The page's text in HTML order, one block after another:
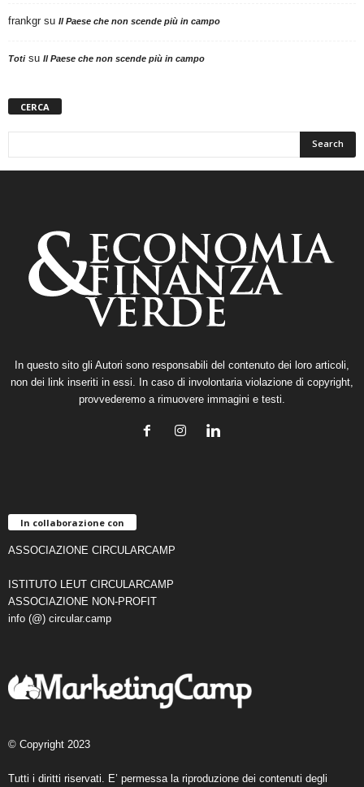
frankgr su Il Paese che non scende più in campo
Totisu Il Paese che non scende più in campo
CERCA
In questo sito gli Autori sono responsabili del contenuto dei loro articoli,
non dei link inseriti in essi. In caso di involontaria violazione di copyright,
provvederemo a rimuovere immagini e testi.
In collaborazione con
ASSOCIAZIONE CIRCULARCAMP
ISTITUTO LEUT CIRCULARCAMP
ASSOCIAZIONE NON-PROFIT
info (@) circular.camp
© Copyright 2023
Tutti i diritti riservati. E’ permessa la riproduzione dei contenuti degli